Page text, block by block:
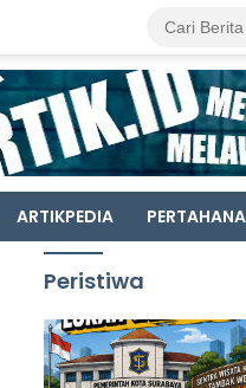
ARTIKPEDIA
Peristiwa